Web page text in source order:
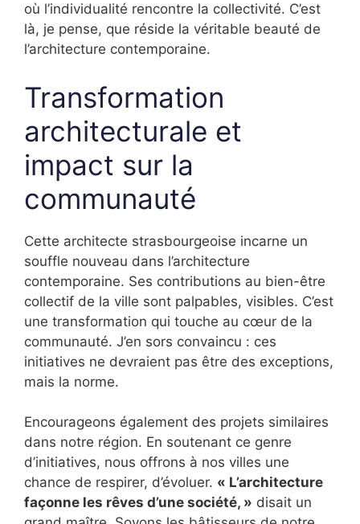
où l’individualité rencontre la collectivité. C’est
là, je pense, que réside la véritable beauté de
l’architecture contemporaine.
Transformation
architecturale et
impact sur la
communauté
Cette architecte strasbourgeoise incarne un
souffle nouveau dans l’architecture
contemporaine. Ses contributions au bien-être
collectif de la ville sont palpables, visibles. C’est
une transformation qui touche au cœur de la
communauté. J’en sors convaincu : ces
initiatives ne devraient pas être des exceptions,
mais la norme.
Encourageons également des projets similaires
dans notre région. En soutenant ce genre
d’initiatives, nous offrons à nos villes une
chance de respirer, d’évoluer. « L’architecture
façonne les rêves d’une société, » disait un